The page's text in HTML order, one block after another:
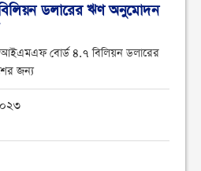
ডলারের ঋণ অনুমোদন
আইএমএফ বোর্ড ৪.৭ বিলিয়ন ডলারের
জন্য